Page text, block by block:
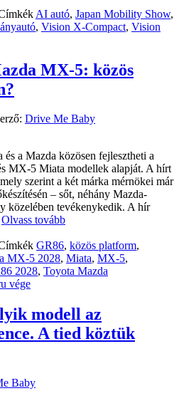
AI autó, Japan Mobility Show,
, Vision X-Compact, Vision
MX-5: közös
Drive Me Baby
a Mazda közösen fejlesztheti a
MX-5 Miata modellek alapját. A hírt
szerint a két márka mérnökei már
– sőt, néhány Mazda-
közelében tevékenykedik. A hír
Olvass tovább
GR86, közös platform,
MX-5 2028, Miata, MX-5,
2028, Toyota Mazda
vége
modell az
A tied köztük
Baby